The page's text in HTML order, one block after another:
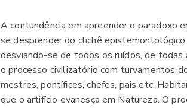
A contundência em apreender o paradoxo
se desprender do clichê
desviando-se de todos os ruídos, de
o processo civilizatório com turvamentos
mestres, pontífices, chefes, pais etc.
que o artifício evanesça em Natureza. O